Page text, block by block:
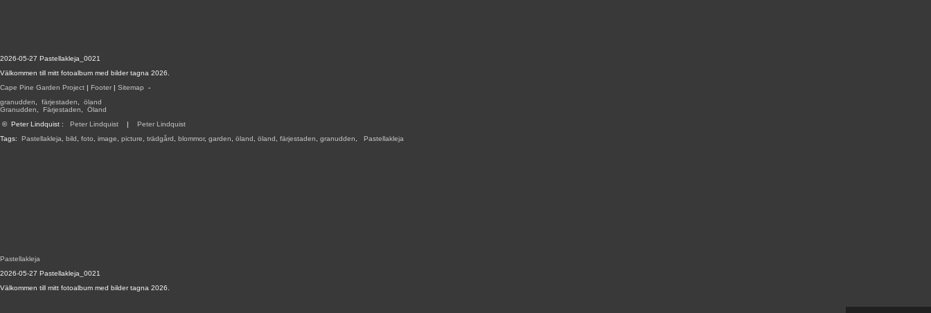
2026-05-27 Pastellakleja_0021
Välkommen till mitt fotoalbum med bilder tagna 2026.
Cape Pine Garden Project | Footer | Sitemap -
granudden
färjestaden
öland
Granudden
Färjestaden
Öland
© Peter Lindquist : Peter Lindquist | Peter Lindquist
Tags: Pastellakleja bild foto image picture trädgård blommor, garden öland öland färjestaden granudden Pastellakleja
Pastellakleja
2026-05-27 Pastellakleja_0021
Välkommen till mitt fotoalbum med bilder tagna 2026.